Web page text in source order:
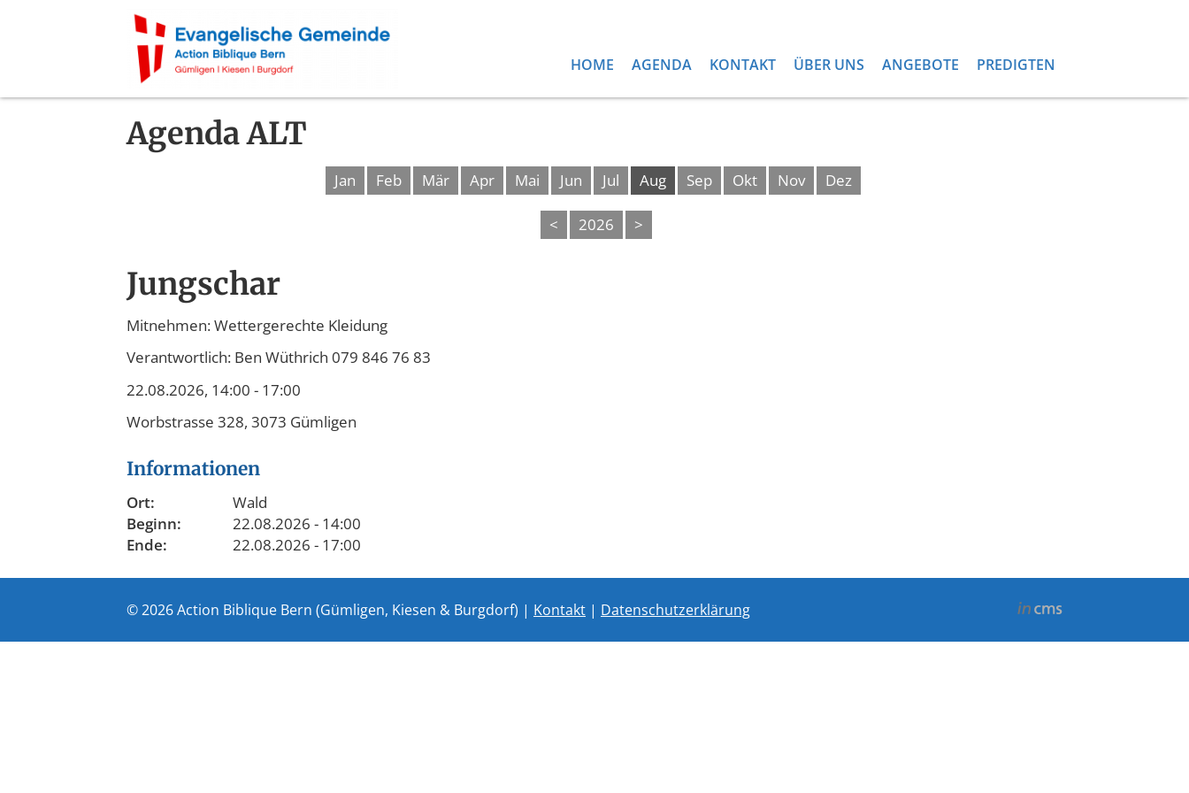
HOME AGENDA KONTAKT ÜBER UNS ANGEBOTE PREDIGTEN
Agenda ALT
Jan Feb Mär Apr Mai Jun Jul Aug Sep Okt Nov Dez
< 2026 >
Jungschar
Mitnehmen: Wettergerechte Kleidung
Verantwortlich: Ben Wüthrich 079 846 76 83
22.08.2026, 14:00 - 17:00
Worbstrasse 328, 3073 Gümligen
Informationen
Ort:
Wald
Beginn:
22.08.2026 - 14:00
Ende:
22.08.2026 - 17:00
© 2026 Action Biblique Bern (Gümligen, Kiesen & Burgdorf) | Kontakt | Datenschutzerklärung